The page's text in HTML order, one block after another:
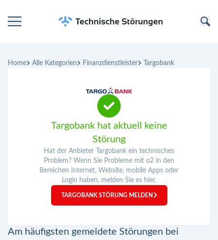
Kategorien
Home Alle Kategorien Finanzdienstleister Targobank
Targobank hat aktuell keine
Störung
Hat der Anbieter Targobank ein technisches
Problem? Wenn Sie Probleme mit o2 in den
Bereichen Internet, Website, mobile Apps oder
Login haben, melden Sie es hier.
TARGOBANK STÖRUNG MELDEN
Am häufigsten gemeldete Störungen bei